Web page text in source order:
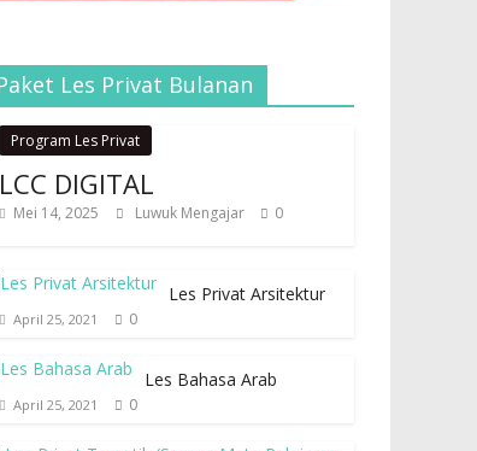
Les Privat Bulanan
Program Les Privat
LCC DIGITAL
Mei 14, 2025 Luwuk Mengajar 0
Les Privat Arsitektur
April 25, 2021 0
Les Bahasa Arab
April 25, 2021 0